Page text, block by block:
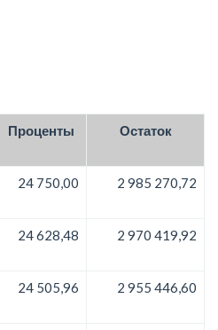
Проценты Остаток
24 750,00 2 985 270,72
24 628,48 2 970 419,92
24 505,96 2 955 446,60